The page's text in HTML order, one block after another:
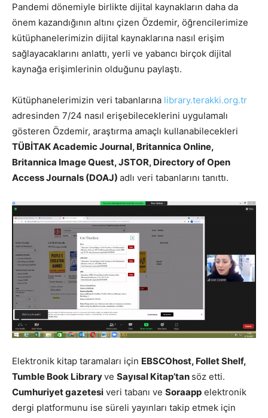
Pandemi dönemiyle birlikte dijital kaynakların daha da
önem kazandığının altını çizen Özdemir, öğrencilerimize
kütüphanelerimizin dijital kaynaklarına nasıl erişim
sağlayacaklarını anlattı, yerli ve yabancı birçok dijital
kaynağa erişimlerinin olduğunu paylaştı.
Kütüphanelerimizin veri tabanlarına library.terakki.org.tr
adresinden 7/24 nasıl erişebileceklerini uygulamalı
gösteren Özdemir, araştırma amaçlı kullanabilecekleri
TÜBİTAK Academic Journal, Britannica Online,
Britannica Image Quest, JSTOR, Directory of Open
Access Journals (DOAJ) adlı veri tabanlarını tanıttı.
Elektronik kitap taramaları için EBSCOhost, Follet Shelf,
Tumble Book Libraryve Sayısal Kitap’tan söz etti.
Cumhuriyet gazetesi veri tabanı ve Soraapp elektronik
dergi platformunu ise süreli yayınları takip etmek için